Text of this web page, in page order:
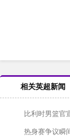
相关英超新闻
比利时男篮官宣两
热身赛争议瞬间：